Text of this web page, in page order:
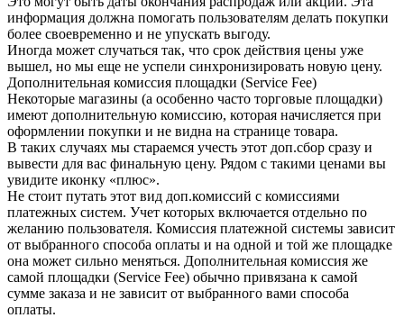
информация должна помогать пользователям делать покупки
более своевременно и не упускать выгоду.
Иногда может случаться так, что срок действия цены уже
вышел, но мы еще не успели синхронизировать новую цену.
Дополнительная комиссия площадки (Service Fee)
Некоторые магазины (а особенно часто торговые площадки)
имеют дополнительную комиссию, которая начисляется при
оформлении покупки и не видна на странице товара.
В таких случаях мы стараемся учесть этот доп.сбор сразу и
вывести для вас финальную цену. Рядом с такими ценами вы
увидите иконку «плюс».
Не стоит путать этот вид доп.комиссий с комиссиями
платежных систем. Учет которых включается отдельно по
желанию пользователя. Комиссия платежной системы зависит
от выбранного способа оплаты и на одной и той же площадке
она может сильно меняться. Дополнительная комиссия же
самой площадки (Service Fee) обычно привязана к самой
сумме заказа и не зависит от выбранного вами способа
оплаты.